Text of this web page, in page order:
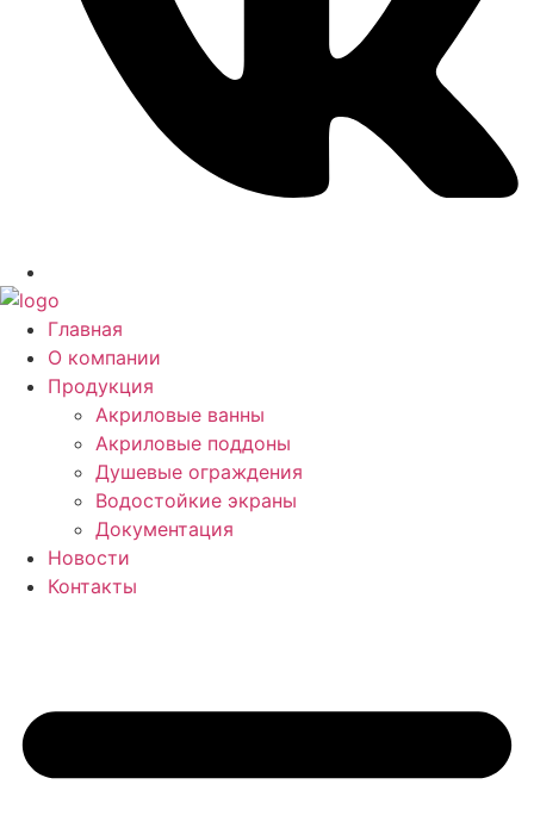
Главная
О компании
Продукция
Акриловые ванны
Акриловые поддоны
Душевые ограждения
Водостойкие экраны
Документация
Новости
Контакты